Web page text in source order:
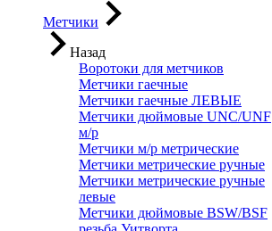
Метчики
Назад
Воротоки для метчиков
Метчики гаечные
Метчики гаечные ЛЕВЫЕ
Метчики дюймовые UNC/UNF
м/р
Метчики м/р метрические
Метчики метрические ручные
Метчики метрические ручные
левые
Метчики дюймовые BSW/BSF